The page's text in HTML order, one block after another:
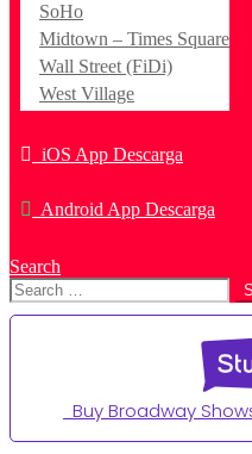
SoHo
Midtown – Times Square
Wall Street (FiDi)
West Village
iOS App Descarga
Android App Descarga
Search
Search
for:
Buy Broadway